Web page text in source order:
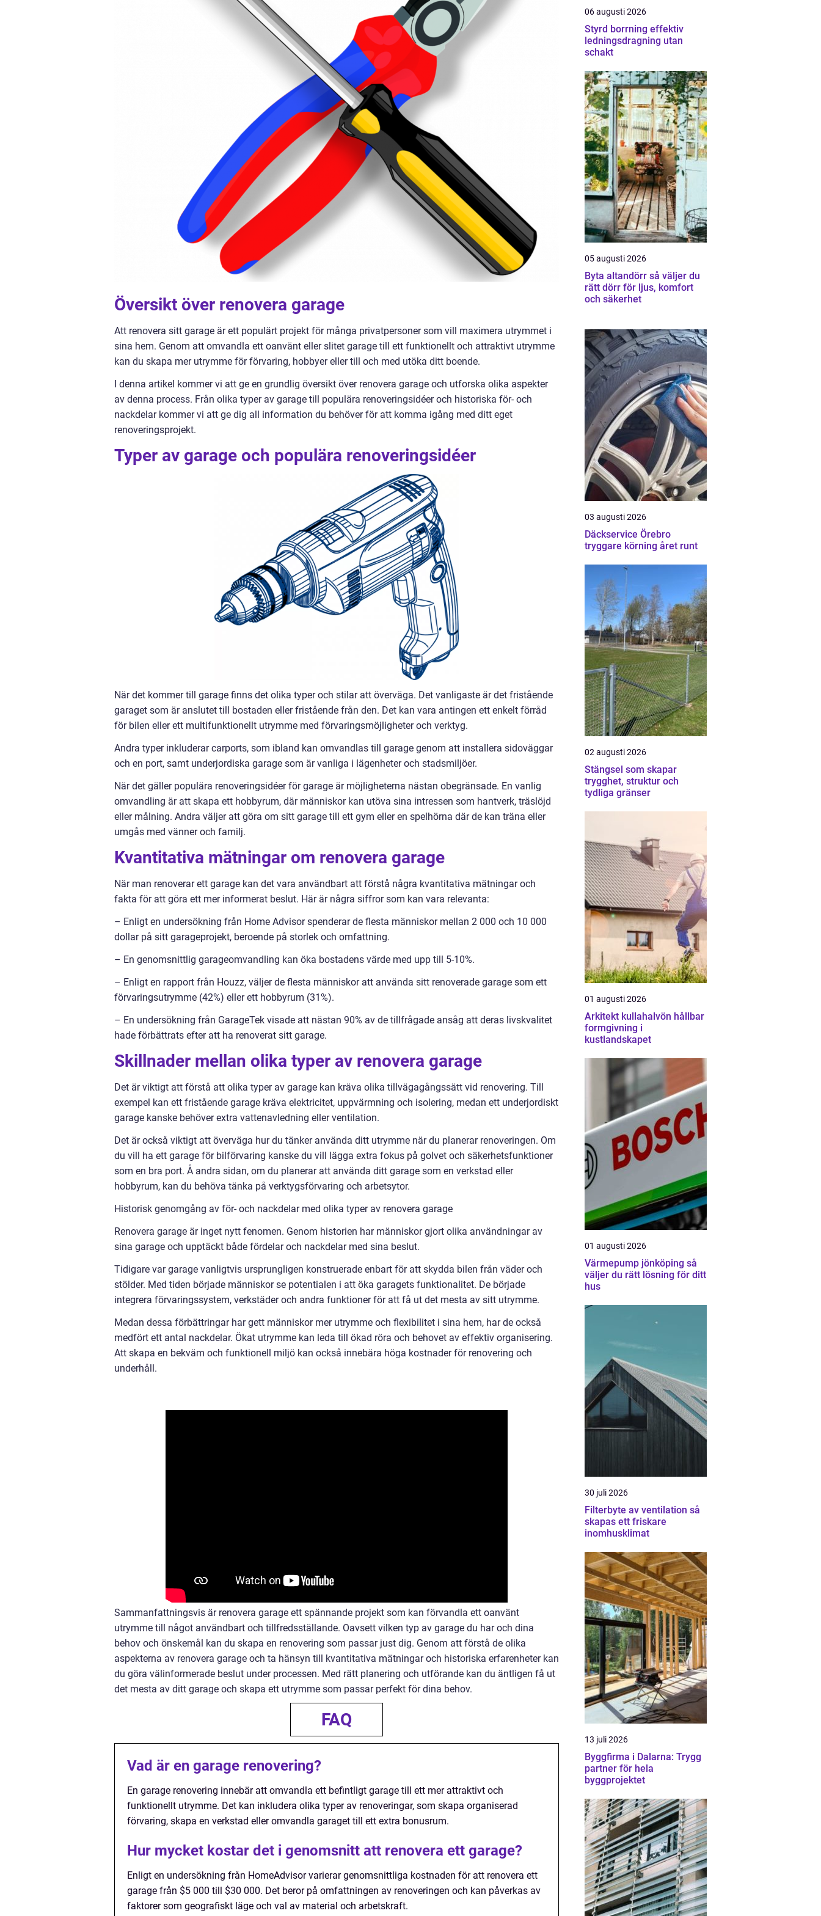
Översikt över renovera garage
Att renovera sitt garage är ett populärt projekt för många privatpersoner som vill maximera utrymmet i
sina hem. Genom att omvandla ett oanvänt eller slitet garage till ett funktionellt och attraktivt utrymme
kan du skapa mer utrymme för förvaring, hobbyer eller till och med utöka ditt boende.
I denna artikel kommer vi att ge en grundlig översikt över renovera garage och utforska olika aspekter
av denna process. Från olika typer av garage till populära renoveringsidéer och historiska för- och
nackdelar kommer vi att ge dig all information du behöver för att komma igång med ditt eget
renoveringsprojekt.
Typer av garage och populära renoveringsidéer
När det kommer till garage finns det olika typer och stilar att överväga. Det vanligaste är det fristående
garaget som är anslutet till bostaden eller fristående från den. Det kan vara antingen ett enkelt förråd
för bilen eller ett multifunktionellt utrymme med förvaringsmöjligheter och verktyg.
Andra typer inkluderar carports, som ibland kan omvandlas till garage genom att installera sidoväggar
och en port, samt underjordiska garage som är vanliga i lägenheter och stadsmiljöer.
När det gäller populära renoveringsidéer för garage är möjligheterna nästan obegränsade. En vanlig
omvandling är att skapa ett hobbyrum, där människor kan utöva sina intressen som hantverk, träslöjd
eller målning. Andra väljer att göra om sitt garage till ett gym eller en spelhörna där de kan träna eller
umgås med vänner och familj.
Kvantitativa mätningar om renovera garage
När man renoverar ett garage kan det vara användbart att förstå några kvantitativa mätningar och
fakta för att göra ett mer informerat beslut. Här är några siffror som kan vara relevanta:
– Enligt en undersökning från Home Advisor spenderar de flesta människor mellan 2 000 och 10 000
dollar på sitt garageprojekt, beroende på storlek och omfattning.
– En genomsnittlig garageomvandling kan öka bostadens värde med upp till 5-10%.
– Enligt en rapport från Houzz, väljer de flesta människor att använda sitt renoverade garage som ett
förvaringsutrymme (42%) eller ett hobbyrum (31%).
– En undersökning från GarageTek visade att nästan 90% av de tillfrågade ansåg att deras livskvalitet
hade förbättrats efter att ha renoverat sitt garage.
Skillnader mellan olika typer av renovera garage
Det är viktigt att förstå att olika typer av garage kan kräva olika tillvägagångssätt vid renovering. Till
exempel kan ett fristående garage kräva elektricitet, uppvärmning och isolering, medan ett underjordiskt
garage kanske behöver extra vattenavledning eller ventilation.
Det är också viktigt att överväga hur du tänker använda ditt utrymme när du planerar renoveringen. Om
du vill ha ett garage för bilförvaring kanske du vill lägga extra fokus på golvet och säkerhetsfunktioner
som en bra port. Å andra sidan, om du planerar att använda ditt garage som en verkstad eller
hobbyrum, kan du behöva tänka på verktygsförvaring och arbetsytor.
Historisk genomgång av för- och nackdelar med olika typer av renovera garage
Renovera garage är inget nytt fenomen. Genom historien har människor gjort olika användningar av
sina garage och upptäckt både fördelar och nackdelar med sina beslut.
Tidigare var garage vanligtvis ursprungligen konstruerade enbart för att skydda bilen från väder och
stölder. Med tiden började människor se potentialen i att öka garagets funktionalitet. De började
integrera förvaringssystem, verkstäder och andra funktioner för att få ut det mesta av sitt utrymme.
Medan dessa förbättringar har gett människor mer utrymme och flexibilitet i sina hem, har de också
medfört ett antal nackdelar. Ökat utrymme kan leda till ökad röra och behovet av effektiv organisering.
Att skapa en bekväm och funktionell miljö kan också innebära höga kostnader för renovering och
underhåll.
Sammanfattningsvis är renovera garage ett spännande projekt som kan förvandla ett oanvänt
utrymme till något användbart och tillfredsställande. Oavsett vilken typ av garage du har och dina
behov och önskemål kan du skapa en renovering som passar just dig. Genom att förstå de olika
aspekterna av renovera garage och ta hänsyn till kvantitativa mätningar och historiska erfarenheter kan
du göra välinformerade beslut under processen. Med rätt planering och utförande kan du äntligen få ut
det mesta av ditt garage och skapa ett utrymme som passar perfekt för dina behov.
FAQ
Vad är en garage renovering?
En garage renovering innebär att omvandla ett befintligt garage till ett mer attraktivt och
funktionellt utrymme. Det kan inkludera olika typer av renoveringar, som skapa organiserad
förvaring, skapa en verkstad eller omvandla garaget till ett extra bonusrum.
Hur mycket kostar det i genomsnitt att renovera ett garage?
Enligt en undersökning från HomeAdvisor varierar genomsnittliga kostnaden för att renovera ett
garage från $5 000 till $30 000. Det beror på omfattningen av renoveringen och kan påverkas av
faktorer som geografiskt läge och val av material och arbetskraft.
06 augusti 2026
Styrd borrning effektiv
ledningsdragning utan
schakt
05 augusti 2026
Byta altandörr så väljer du
rätt dörr för ljus, komfort
och säkerhet
03 augusti 2026
Däckservice Örebro
tryggare körning året runt
02 augusti 2026
Stängsel som skapar
trygghet, struktur och
tydliga gränser
01 augusti 2026
Arkitekt kullahalvön hållbar
formgivning i
kustlandskapet
01 augusti 2026
Värmepump jönköping så
väljer du rätt lösning för ditt
hus
30 juli 2026
Filterbyte av ventilation så
skapas ett friskare
inomhusklimat
13 juli 2026
Byggfirma i Dalarna: Trygg
partner för hela
byggprojektet